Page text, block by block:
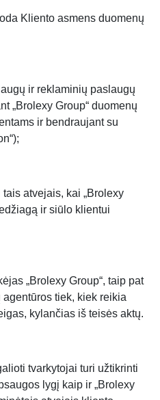
Kliento asmens duomenų
ir reklaminių paslaugų
„Brolexy Group“ duomenų
ir bendraujant su
atvejais, kai „Brolexy
ir siūlo klientui
„Brolexy Group“, taip pat
tiek, kiek reikia
kylančias iš teisės aktų.
tvarkytojai turi užtikrinti
lygį kaip ir „Brolexy